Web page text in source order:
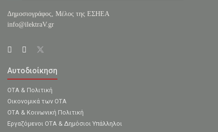
Δημοσιογράφος, Μέλος της ΕΣHΕΑ
info@ilektraV.gr
Αυτοδιοίκηση
ΟΤΑ & Πολιτική
Οικονομικά των ΟΤΑ
ΟΤΑ & Κοινωνική Πολιτική
Εργαζόμενοι ΟΤΑ & Δημόσιοι Υπάλληλοι